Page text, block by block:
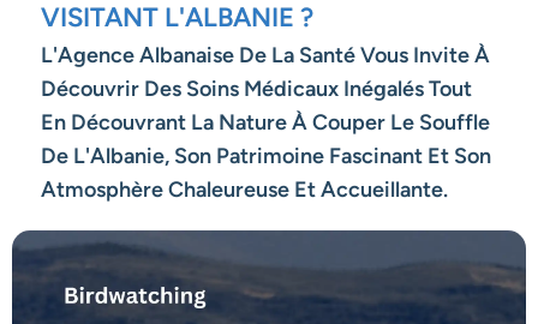
VISITANT L'ALBANIE ?
L'Agence Albanaise De La Santé Vous Invite À
Découvrir Des Soins Médicaux Inégalés Tout
En Découvrant La Nature À Couper Le Souffle
De L'Albanie, Son Patrimoine Fascinant Et Son
Atmosphère Chaleureuse Et Accueillante.